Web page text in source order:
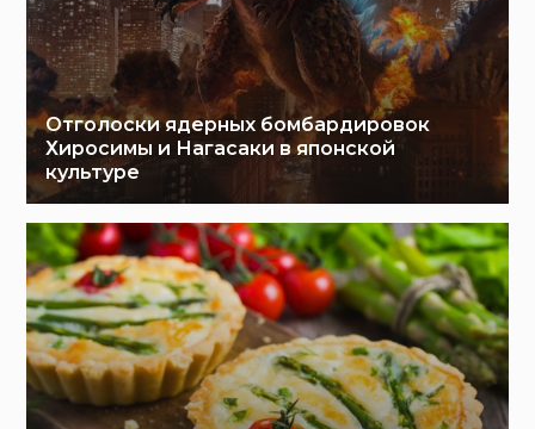
Отголоски ядерных бомбардировок
Хиросимы и Нагасаки в японской
культуре